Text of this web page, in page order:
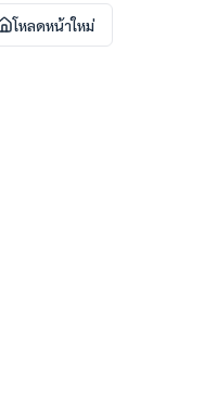
โหลดหน้าใหม่